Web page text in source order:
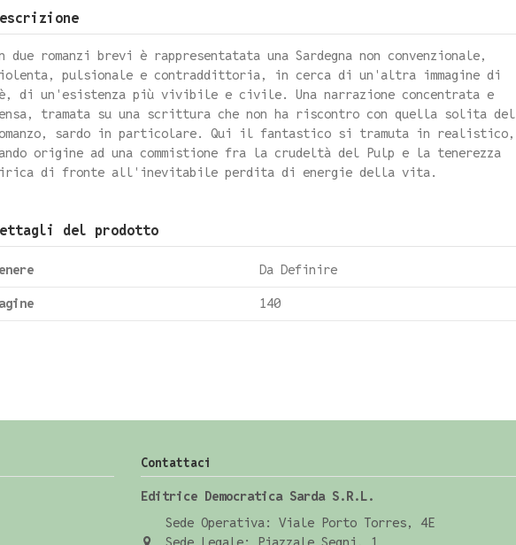
due romanzi brevi è rappresentatata una Sardegna non convenzionale,
pulsionale e contraddittoria, in cerca di un'altra immagine di
di un'esistenza più vivibile e civile. Una narrazione concentrata e
tramata su una scrittura che non ha riscontro con quella solita del
sardo in particolare. Qui il fantastico si tramuta in realistico,
origine ad una commistione fra la crudeltà del Pulp e la tenerezza
di fronte all'inevitabile perdita di energie della vita.
del prodotto
Da Definire
140
Contattaci
Editrice Democratica Sarda S.R.L.
Sede Operativa: Viale Porto Torres, 4E